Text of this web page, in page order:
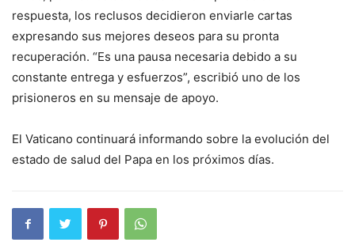
respuesta, los reclusos decidieron enviarle cartas
expresando sus mejores deseos para su pronta
recuperación. “Es una pausa necesaria debido a su
constante entrega y esfuerzos”, escribió uno de los
prisioneros en su mensaje de apoyo.
El Vaticano continuará informando sobre la evolución del
estado de salud del Papa en los próximos días.